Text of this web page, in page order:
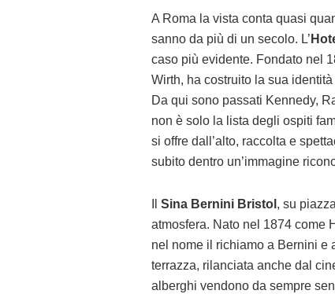
A Roma la vista conta quasi
sanno da più di un secolo. L’
caso più evidente. Fondato nel
Wirth, ha costruito la sua
Da qui sono passati Kennedy,
non è solo la lista degli ospiti
si offre dall’alto, raccolta e
subito dentro un’immagine
Sina Bernini Bristol , su
atmosfera. Nato nel 1874 come
nel nome il richiamo a Bernini e
terrazza, rilanciata anche dal
alberghi vendono da sempre